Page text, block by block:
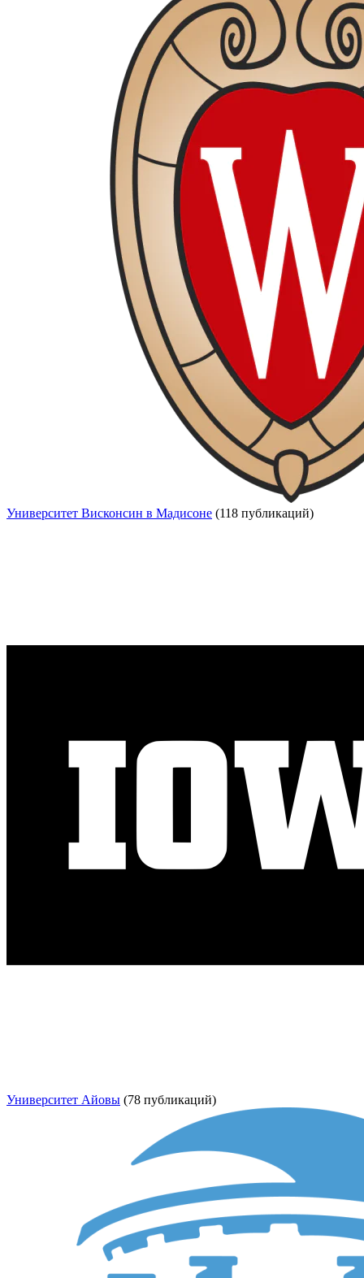
Университет Висконсин в Мадисоне (118 публикаций)
Университет Айовы (78 публикаций)